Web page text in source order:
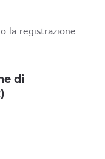
la registrazione
di